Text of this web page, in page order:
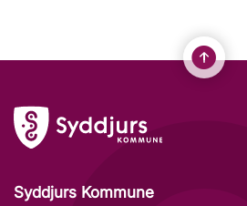
Syddjurs Kommune